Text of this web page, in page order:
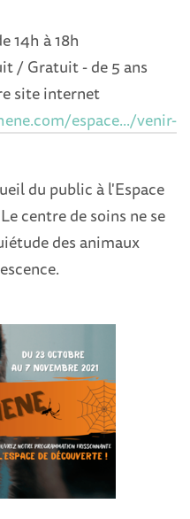
14h à 18h
/ Gratuit - de 5 ans
site internet
espace.../venir-
du public à l'Espace
centre de soins ne se
des animaux